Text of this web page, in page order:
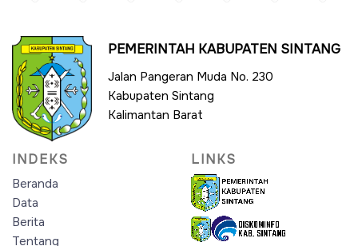
PEMERINTAH KABUPATEN SINTANG
Jalan Pangeran Muda No. 230
Kabupaten Sintang
Kalimantan Barat
INDEKS
Beranda
Data
Berita
Tentang
LINKS